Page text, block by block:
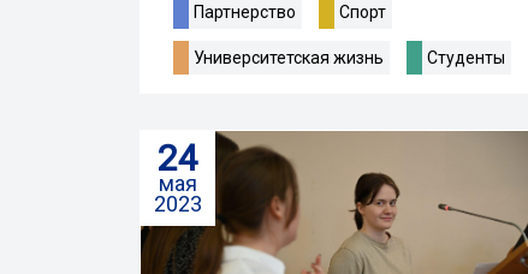
Партнерство Спорт
Университетская жизнь Студенты
24
мая
2023